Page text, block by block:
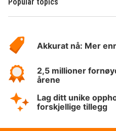
Hotelspecials
Akkurat nå: Mer
2,5 millioner
årene
Lag ditt unike
forskjellige tillegg